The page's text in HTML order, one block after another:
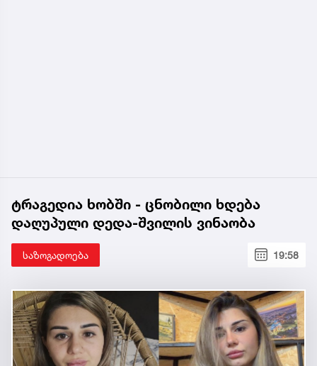
ტრაგედია ხობში - ცნობილი ხდება
დაღუპული დედა-შვილის ვინაობა
საზოგადოება 19:58